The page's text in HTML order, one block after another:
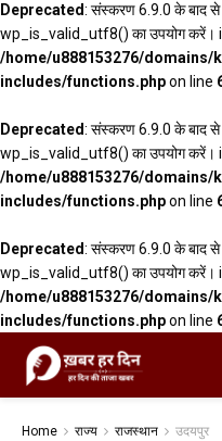
Deprecated: संस्करण 6.9.0 के
wp_is_valid_utf8() का उपयोग करें।
/home/u888153276/domains/
includes/functions.phpon line
Deprecated: संस्करण 6.9.0 के
wp_is_valid_utf8() का उपयोग करें।
/home/u888153276/domains/
includes/functions.phpon line
Deprecated: संस्करण 6.9.0 के
wp_is_valid_utf8() का उपयोग करें।
/home/u888153276/domains/
includes/functions.phpon line
Home राज्य राजस्थान उदयपुर